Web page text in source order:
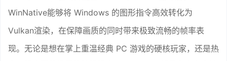
WinNative能够将 Windows 的图形指令高效转化为
Vulkan渲染，在保障画质的同时带来极致流畅的帧率表
现。无论是想在掌上重温经典 PC 游戏的硬核玩家，还是热